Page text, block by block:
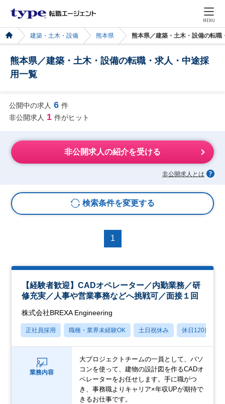
MENU
建築・土木・設備 熊本県 熊本県／建築・土木・設備の転職
熊本県／建築・土木・設備の転職・求人・中途採
用一覧
公開中の求人 6 件
非公開求人 1 件がヒット
非公開求人の紹介を受ける
非公開求人とは
検索条件を変更する
1
【経験者歓迎】CADオペレーター／内勤業務／研
修充実／人事や営業事務などへ挑戦可／面接１回
株式会社BREXA Engineering
正社員採用 職種・業界未経験OK 土日祝休み 休日120日以上
業務内容
大プロジェクトチームの一員として、パソ
コンを使って、建物の設計図を作るCADオ
ペレーターをお任せします。手に職がつ
き、事務職よりキャリア×年収UPが期待で
きるお仕事です。